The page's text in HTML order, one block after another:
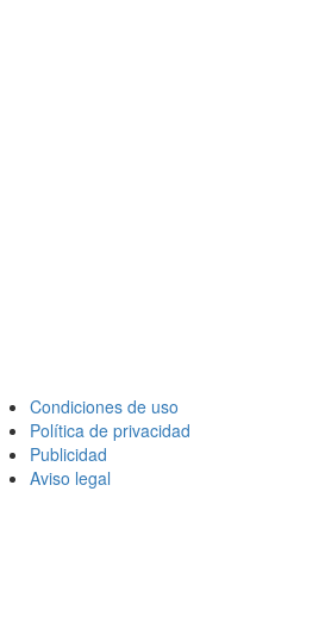
Condiciones de uso
Política de privacidad
Publicidad
Aviso legal